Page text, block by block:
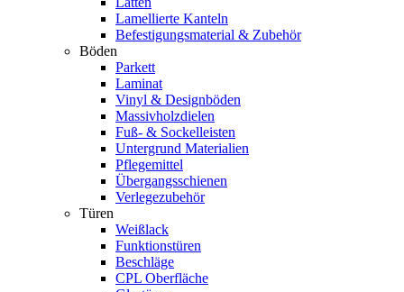
Lamellierte Kanteln
Befestigungsmaterial & Zubehör
Böden
Parkett
Laminat
Vinyl & Designböden
Massivholzdielen
Fuß- & Sockelleisten
Untergrund Materialien
Pflegemittel
Übergangsschienen
Verlegezubehör
Türen
Weißlack
Funktionstüren
Beschläge
CPL Oberfläche